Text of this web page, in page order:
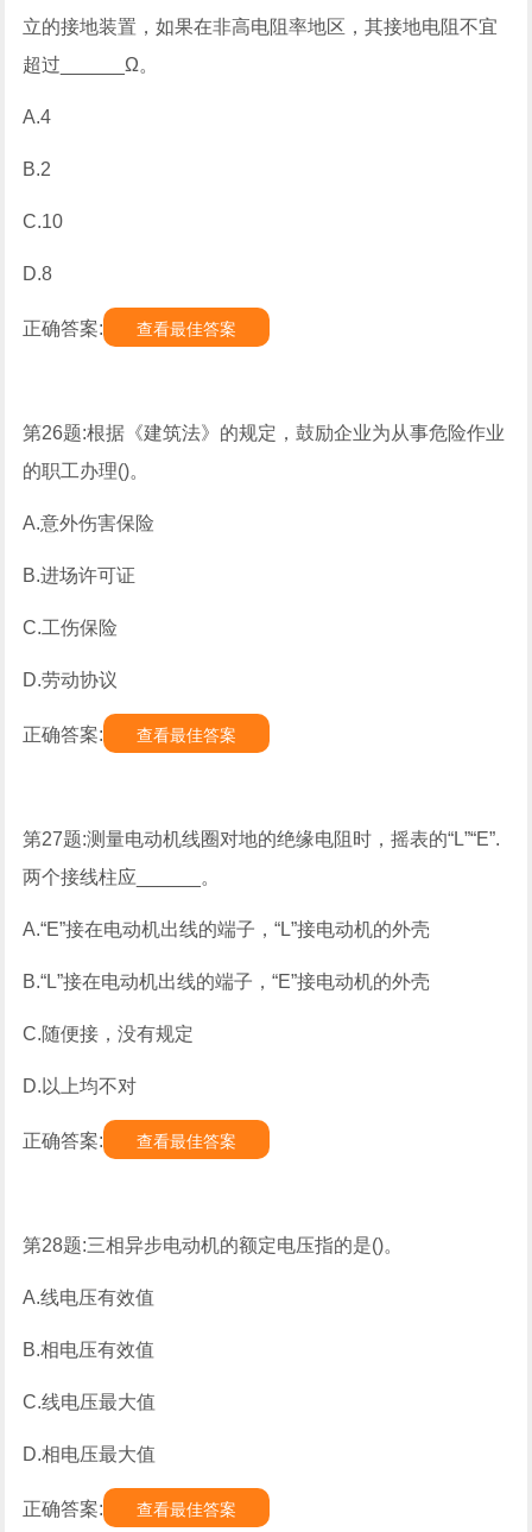
立的接地装置，如果在非高电阻率地区，其接地电阻不宜
超过______Ω。
A.4
B.2
C.10
D.8
正确答案: 查看最佳答案
第26题:根据《建筑法》的规定，鼓励企业为从事危险作业
的职工办理()。
A.意外伤害保险
B.进场许可证
C.工伤保险
D.劳动协议
正确答案: 查看最佳答案
第27题:测量电动机线圈对地的绝缘电阻时，摇表的“L”“E”.
两个接线柱应______。
A.“E”接在电动机出线的端子，“L”接电动机的外壳
B.“L”接在电动机出线的端子，“E”接电动机的外壳
C.随便接，没有规定
D.以上均不对
正确答案: 查看最佳答案
第28题:三相异步电动机的额定电压指的是()。
A.线电压有效值
B.相电压有效值
C.线电压最大值
D.相电压最大值
正确答案: 查看最佳答案